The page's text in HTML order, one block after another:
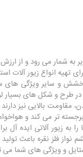
به شمار می رود و از
تهیه انواع زیور آلات
و سایر ویژگی های
طرح و شکل های بسیار
مقاومت بالایی نیز
تر می کند و
به زیور آلاتی ایده
فلز نقره باعث
و ویژگی های شما می